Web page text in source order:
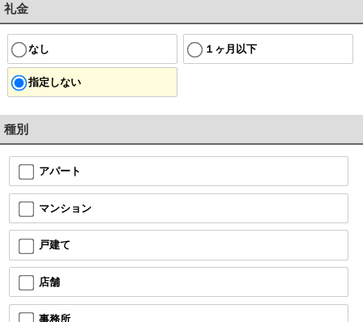
礼金
なし １ヶ月以下
指定しない
種別
アパート
マンション
戸建て
店舗
事務所